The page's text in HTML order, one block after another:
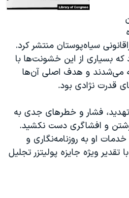
سیاه‌پوستان منتشر کرد.
بسیاری از این خشونت‌ها با
می‌شدند و هدف اصلی آن‌ها
قدرت نژادی بود.
تهدید، فشار و خطرهای جدی به
و افشاگری دست نکشید.
او به روزنامه‌نگاری و
تقدیر ویژه جایزه پولیتزر تجلیل